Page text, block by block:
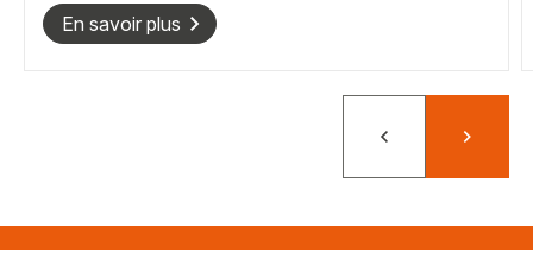
En savoir plus
PrécédentSuivant